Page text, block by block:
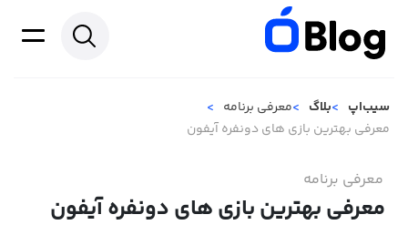
سیب‌اپ بلاگ
معرفی برنامه
معرفی بهترین بازی های دونفره آیفون
معرفی برنامه
معرفی بهترین بازی های دونفره آیفون